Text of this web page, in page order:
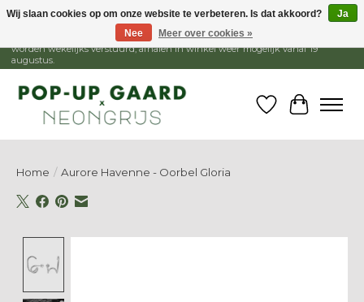
1 - 15 augustus is de winkel gesloten, webshop blijft open. Bestellingen
worden wekelijks verstuurd, afhalen in winkel weer mogelijk vanaf 19
augustus.
Verlanglijst
Home / Aurore Havenne - Oorbel Gloria
Wij slaan cookies op om onze website te verbeteren. Is dat akkoord?
Ja
Nee
Meer over cookies »